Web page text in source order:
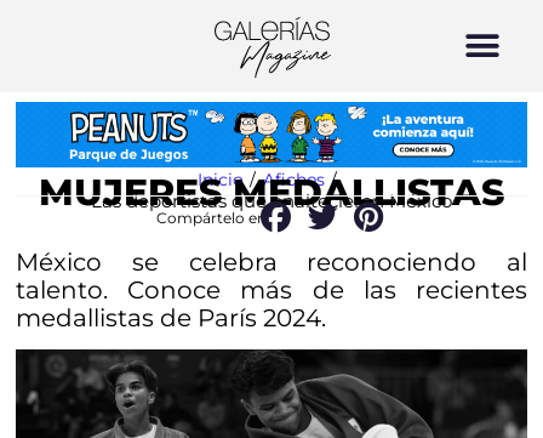
Inicio / Afiches /
MUJERES MEDALLISTAS
Las deportistas que enaltecieron México
Compártelo en:
México se celebra reconociendo al
talento. Conoce más de las recientes
medallistas de París 2024.